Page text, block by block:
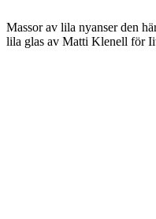
Massor av lila nyanser den
lila glas av Matti Klenell för